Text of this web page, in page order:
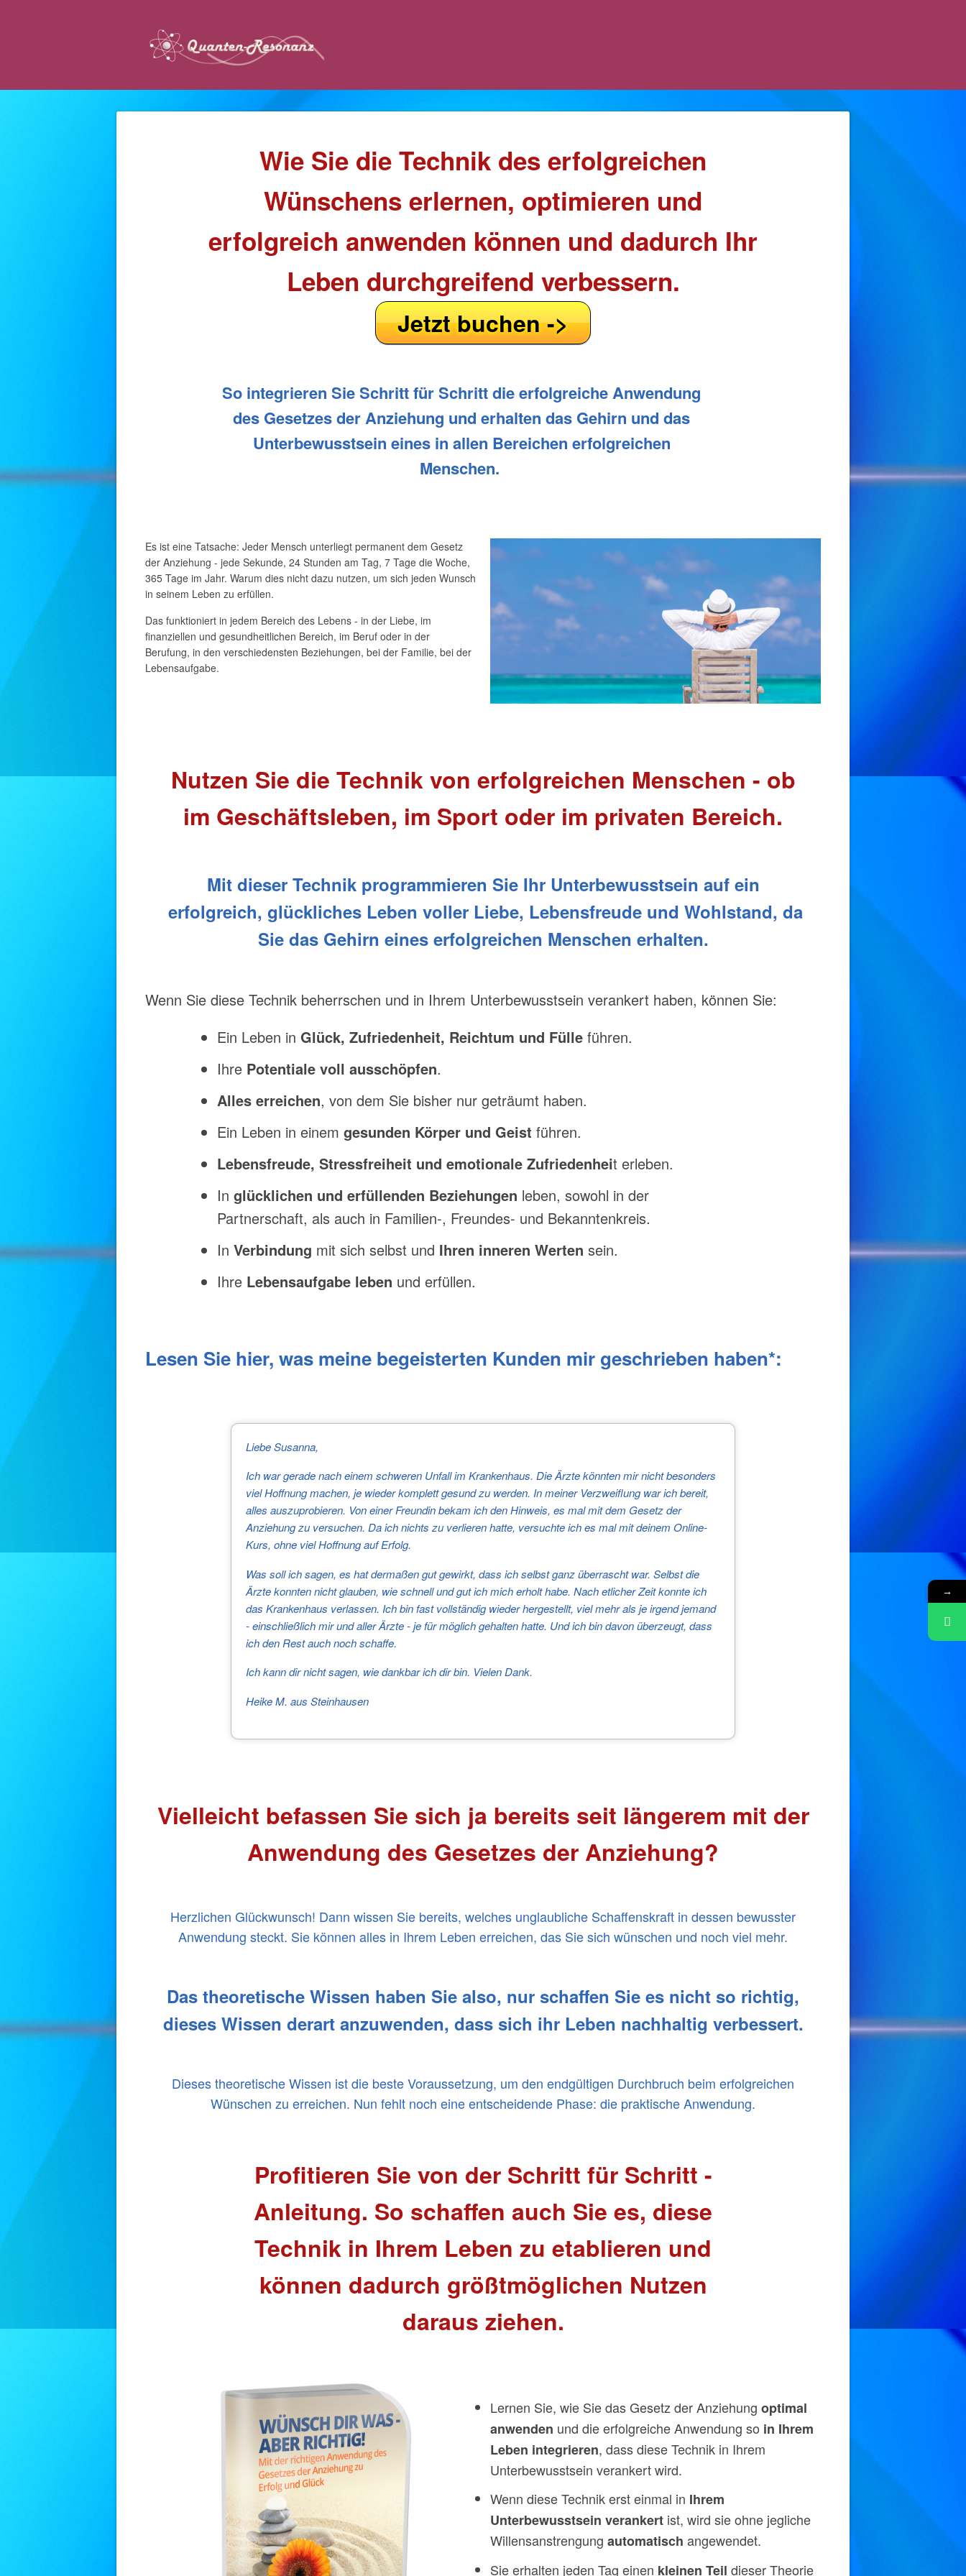
Wie Sie die Technik des erfolgreichen
Wünschens erlernen, optimieren und
erfolgreich anwenden können und dadurch Ihr
Leben durchgreifend verbessern.
Jetzt buchen ->
So integrieren Sie Schritt für Schritt die erfolgreiche Anwendung
des Gesetzes der Anziehung und erhalten das Gehirn und das
Unterbewusstsein eines in allen Bereichen erfolgreichen
Menschen.
Es ist eine Tatsache: Jeder Mensch unterliegt permanent dem Gesetz
der Anziehung - jede Sekunde, 24 Stunden am Tag, 7 Tage die Woche,
365 Tage im Jahr. Warum dies nicht dazu nutzen, um sich jeden Wunsch
in seinem Leben zu erfüllen.
Das funktioniert in jedem Bereich des Lebens - in der Liebe, im
finanziellen und gesundheitlichen Bereich, im Beruf oder in der
Berufung, in den verschiedensten Beziehungen, bei der Familie, bei der
Lebensaufgabe.
Nutzen Sie die Technik von erfolgreichen Menschen - ob
im Geschäftsleben, im Sport oder im privaten Bereich.
Mit dieser Technik programmieren Sie Ihr Unterbewusstsein auf ein
erfolgreich, glückliches Leben voller Liebe, Lebensfreude und Wohlstand, da
Sie das Gehirn eines erfolgreichen Menschen erhalten.
Wenn Sie diese Technik beherrschen und in Ihrem Unterbewusstsein verankert haben, können Sie:
Ein Leben in Glück, Zufriedenheit, Reichtum und Fülle führen.
Ihre Potentiale voll ausschöpfen.
Alles erreichen, von dem Sie bisher nur geträumt haben.
Ein Leben in einem gesunden Körper und Geist führen.
Lebensfreude, Stressfreiheit und emotionale Zufriedenheit erleben.
In glücklichen und erfüllenden Beziehungen leben, sowohl in der
Partnerschaft, als auch in Familien-, Freundes- und Bekanntenkreis.
In Verbindung mit sich selbst und Ihren inneren Werten sein.
Ihre Lebensaufgabe leben und erfüllen.
Lesen Sie hier, was meine begeisterten Kunden mir geschrieben haben*:
Liebe Susanna,
Ich war gerade nach einem schweren Unfall im Krankenhaus. Die Ärzte könnten mir nicht besonders
viel Hoffnung machen, je wieder komplett gesund zu werden. In meiner Verzweiflung war ich bereit,
alles auszuprobieren. Von einer Freundin bekam ich den Hinweis, es mal mit dem Gesetz der
Anziehung zu versuchen. Da ich nichts zu verlieren hatte, versuchte ich es mal mit deinem Online-
Kurs, ohne viel Hoffnung auf Erfolg.
Was soll ich sagen, es hat dermaßen gut gewirkt, dass ich selbst ganz überrascht war. Selbst die
Ärzte konnten nicht glauben, wie schnell und gut ich mich erholt habe. Nach etlicher Zeit konnte ich
das Krankenhaus verlassen. Ich bin fast vollständig wieder hergestellt, viel mehr als je irgend jemand
- einschließlich mir und aller Ärzte - je für möglich gehalten hatte. Und ich bin davon überzeugt, dass
ich den Rest auch noch schaffe.
Ich kann dir nicht sagen, wie dankbar ich dir bin. Vielen Dank.
Heike M. aus Steinhausen
Vielleicht befassen Sie sich ja bereits seit längerem mit der
Anwendung des Gesetzes der Anziehung?
Herzlichen Glückwunsch! Dann wissen Sie bereits, welches unglaubliche Schaffenskraft in dessen bewusster
Anwendung steckt. Sie können alles in Ihrem Leben erreichen, das Sie sich wünschen und noch viel mehr.
Das theoretische Wissen haben Sie also, nur schaffen Sie es nicht so richtig,
dieses Wissen derart anzuwenden, dass sich ihr Leben nachhaltig verbessert.
Dieses theoretische Wissen ist die beste Voraussetzung, um den endgültigen Durchbruch beim erfolgreichen
Wünschen zu erreichen. Nun fehlt noch eine entscheidende Phase: die praktische Anwendung.
Profitieren Sie von der Schritt für Schritt -
Anleitung. So schaffen auch Sie es, diese
Technik in Ihrem Leben zu etablieren und
können dadurch größtmöglichen Nutzen
daraus ziehen.
Lernen Sie, wie Sie das Gesetz der Anziehung optimal
anwenden und die erfolgreiche Anwendung so in Ihrem
Leben integrieren, dass diese Technik in Ihrem
Unterbewusstsein verankert wird.
Wenn diese Technik erst einmal in Ihrem
Unterbewusstsein verankert ist, wird sie ohne jegliche
Willensanstrengung automatisch angewendet.
Sie erhalten jeden Tag einen kleinen Teil dieser Theorie
→